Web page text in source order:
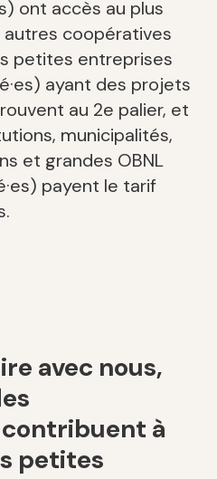
ont accès au plus
autres coopératives
petites entreprises
ayant des projets
au 2e palier, et
municipalités,
et grandes OBNL
payent le tarif
avec nous,
à
petites